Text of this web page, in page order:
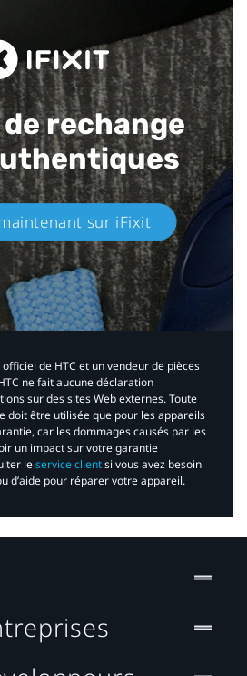
rechange
sur iFixit​
de HTC et un vendeur de pièces
ne fait aucune déclaration
sur des sites Web externes. Toute
doit être utilisée que pour les appareils
car les dommages causés par les
un impact sur votre garantie
leservice clientsi vous avez besoin
d’aide pour réparer votre appareil.​